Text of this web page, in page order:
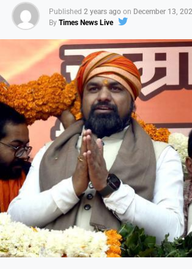
Published 2 years ago on December 13,
By Times News Live